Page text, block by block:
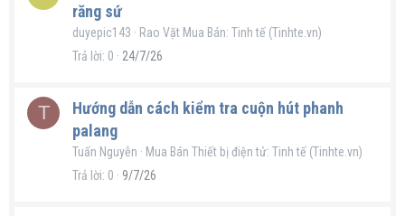
răng sứ
duyepic143
Rao Vặt Mua Bán: Tinh tế (Tinhte.vn)
Trả lời 0 24/7/26
T
Hướng dẫn cách kiểm tra cuộn hút phanh
palang
Tuấn Nguyễn
Mua Bán Thiết bị điện tử: Tinh tế (Tinhte.vn)
Trả lời 0 9/7/26